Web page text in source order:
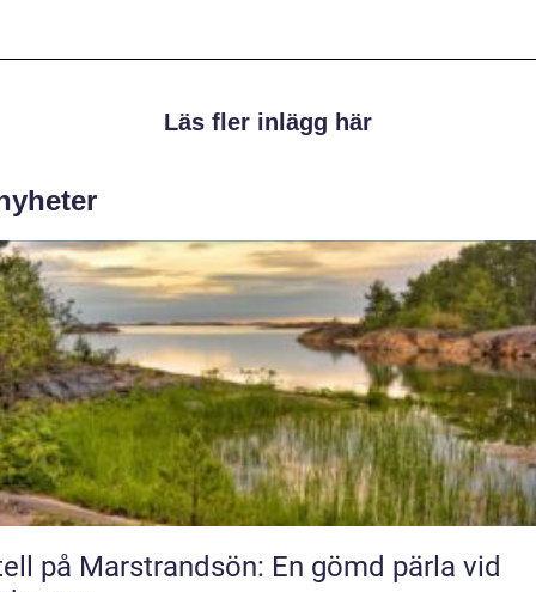
Läs fler inlägg här
på Marstrandsön: En gömd pärla vid